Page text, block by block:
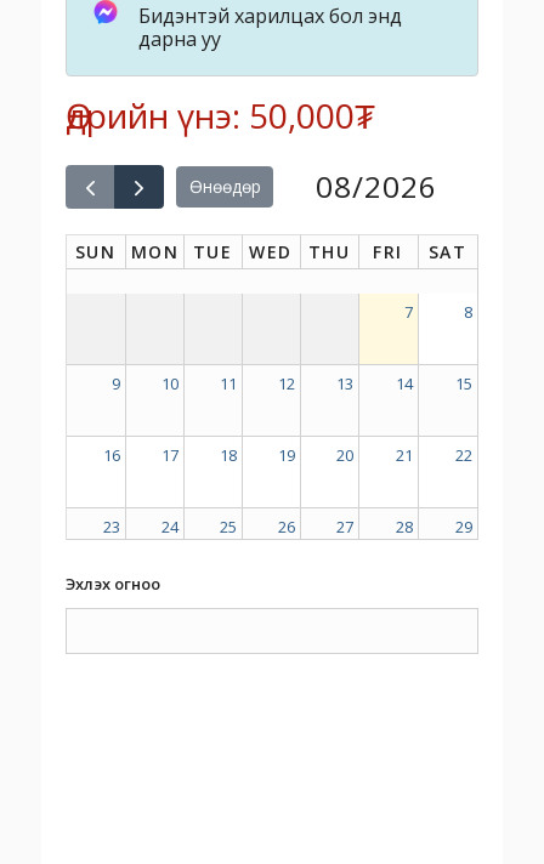
Бидэнтэй харилцах бол энд
дарна уу
Өдрийн үнэ: 50,000₮
Өнөөдөр 08/2026
SUN MON TUE WED THU FRI SAT
7 8
9 10 11 12 13 14 15
16 17 18 19 20 21 22
23 24 25 26 27 28 29
Эхлэх огноо